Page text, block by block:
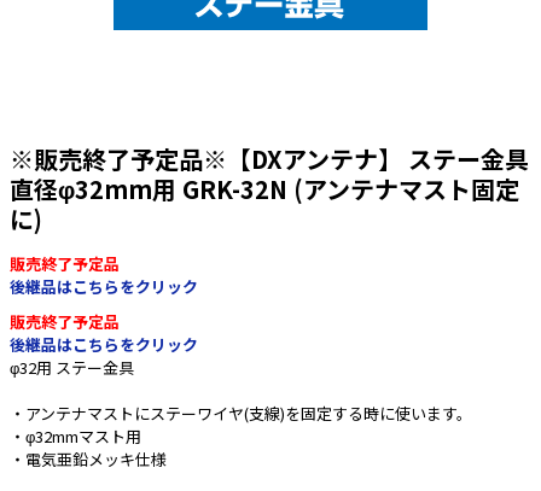
PF管/FEP管/CD管/情報線保護管
工具関連
EV充電設備工事関連
感染症関連
e431オリジナル
※販売終了予定品※【DXアンテナ】 ステー金具
直径φ32mm用 GRK-32N (アンテナマスト固定
に)
販売終了予定品
後継品はこちらをクリック
販売終了予定品
後継品はこちらをクリック
φ32用 ステー金具
・アンテナマストにステーワイヤ(支線)を固定する時に使います。
・φ32mmマスト用
・電気亜鉛メッキ仕様